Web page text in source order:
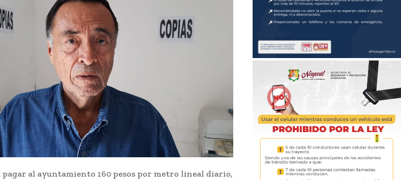
pagar al ayuntamiento 160 pesos por metro lineal diario,